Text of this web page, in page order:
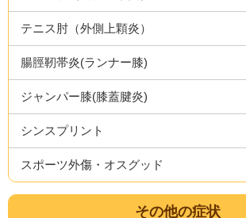
テニス肘（外側上顆炎）
腸脛靭帯炎(ランナー膝)
ジャンパー膝(膝蓋腱炎)
シンスプリント
スポーツ外傷・オスグッド
その他の症状